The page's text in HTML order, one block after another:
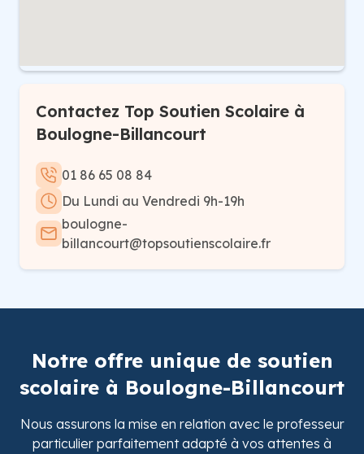
Contactez Top Soutien Scolaire à
Boulogne-Billancourt
01 86 65 08 84
Du Lundi au Vendredi 9h-19h
boulogne-
billancourt@topsoutienscolaire.fr
Notre offre unique de soutien
scolaire à Boulogne-Billancourt
Nous assurons la mise en relation avec le professeur
particulier parfaitement adapté à vos attentes à